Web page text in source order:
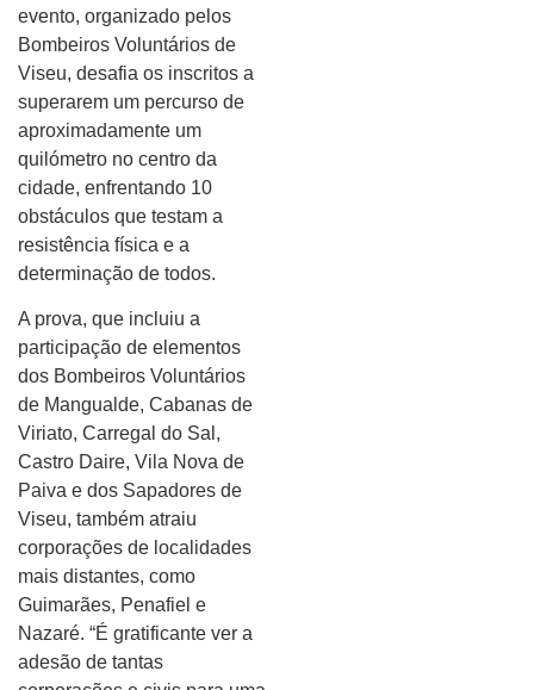
evento, organizado pelos
Bombeiros Voluntários de
Viseu, desafia os inscritos a
superarem um percurso de
aproximadamente um
quilómetro no centro da
cidade, enfrentando 10
obstáculos que testam a
resistência física e a
determinação de todos.
A prova, que incluiu a
participação de elementos
dos Bombeiros Voluntários
de Mangualde, Cabanas de
Viriato, Carregal do Sal,
Castro Daire, Vila Nova de
Paiva e dos Sapadores de
Viseu, também atraiu
corporações de localidades
mais distantes, como
Guimarães, Penafiel e
Nazaré. “É gratificante ver a
adesão de tantas